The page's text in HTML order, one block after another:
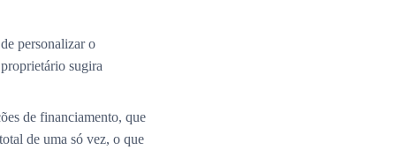
personalizar o
sugira
de financiamento, que
de uma só vez, o que